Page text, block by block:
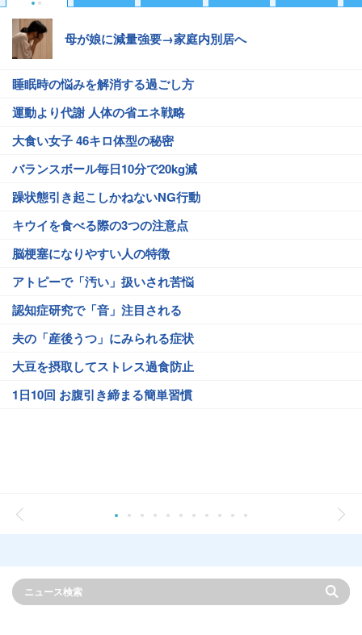
母が娘に減量強要→家庭内別居へ
睡眠時の悩みを解消する過ごし方
運動より代謝 人体の省エネ戦略
大食い女子 46キロ体型の秘密
バランスボール毎日10分で20kg減
躁状態引き起こしかねないNG行動
キウイを食べる際の3つの注意点
脳梗塞になりやすい人の特徴
アトピーで「汚い」扱いされ苦悩
認知症研究で「音」注目される
夫の「産後うつ」にみられる症状
大豆を摂取してストレス過食防止
1日10回 お腹引き締まる簡単習慣